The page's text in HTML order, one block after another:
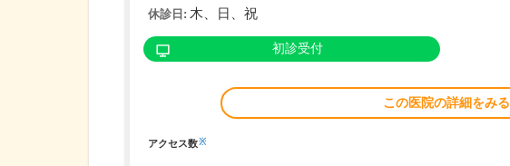
休診日: 木、日、祝
初診受付
この医院の詳細をみる
アクセス数※